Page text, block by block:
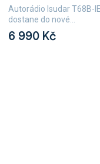
6 990 Kč
Autorádio Isudar T68B-
dostane do nové...